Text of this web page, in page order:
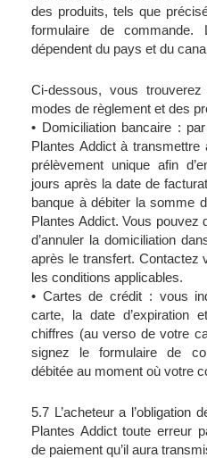
des produits, tels que
formulaire de commande.
dépendent du pays et du
Ci-dessous, vous
modes de règlement et des
• Domiciliation bancaire :
Plantes Addict à
prélèvement unique afin
jours après la date de
banque à débiter la somme
Plantes Addict. Vous pouvez
d’annuler la domiciliation
après le transfert. Contactez
les conditions applicables.
• Cartes de crédit : vous
carte, la date d’expiration
chiffres (au verso de votre
signez le formulaire de
débitée au moment où votre
5.7 L’acheteur a l’obligation
Plantes Addict toute erreur
de paiement qu’il aura